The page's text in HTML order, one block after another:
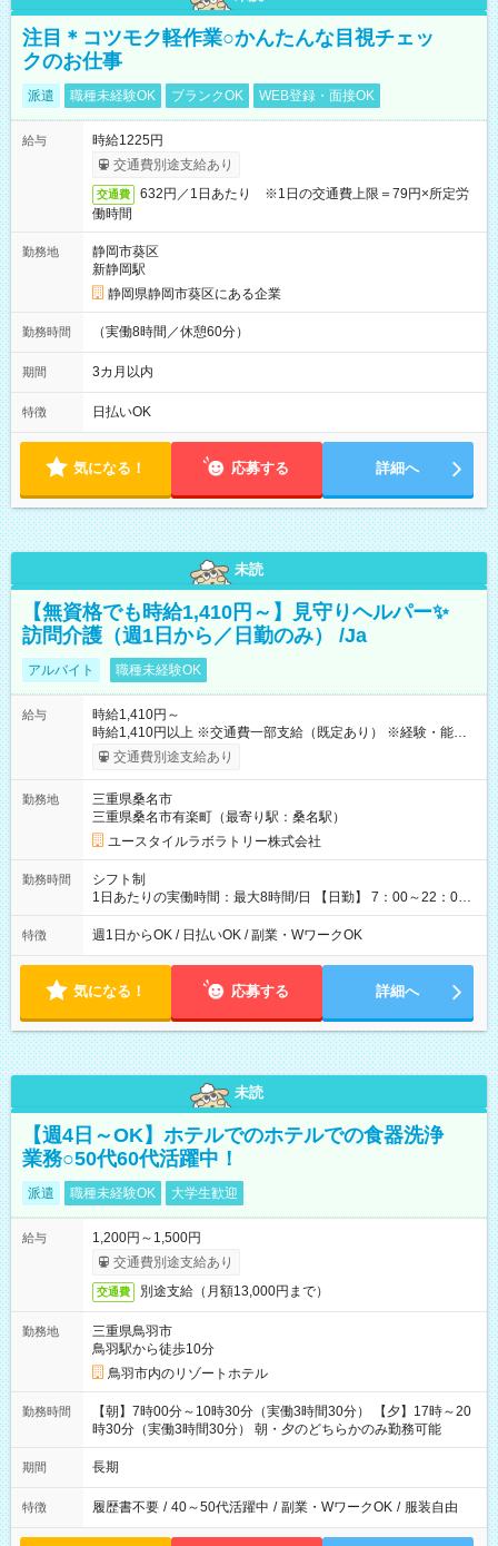
注目＊コツモク軽作業○かんたんな目視チェッ
クのお仕事
派遣 職種未経験OK ブランクOK WEB登録・面接OK
給与
時給1225円
交通費別途支給あり
交通費
632円／1日あたり ※1日の交通費上限＝79円×所定労
働時間
勤務地
静岡市葵区
新静岡駅
静岡県静岡市葵区にある企業
勤務時間 （実働8時間／休憩60分）
期間 3カ月以内
特徴 日払いOK
気になる！ 応募する 詳細へ
未読
【無資格でも時給1,410円～】見守りヘルパー✨
訪問介護（週1日から／日勤のみ） /Ja
アルバイト 職種未経験OK
給与
時給1,410円～
時給1,410円以上 ※交通費一部支給（既定あり） ※経験・能力を
考慮して決定します 【収入例】 週1回勤務の場合：1,410円×8時
間×4回=4万5,120円 週3回勤務の場合：1,410円×8時間×12回
5,600円 【試用期間】試用期間あり 試用期間の長さ：2ヶ月
※ 雇用形態と給与に、本採用時と異なる部分があります。 雇用
形態：本採用時と同じです。 給与：時給 1,090円以上
交通費別途支給あり
勤務地
三重県桑名市
三重県桑名市有楽町（最寄り駅：桑名駅）
ユースタイルラボラトリー株式会社
勤務時間
シフト制
1日あたりの実働時間：最大8時間/日 【日勤】 7：00～22：00
の間で8時間勤務（休憩時間は法定通り） ※週1日～OK ／ 夜勤
なし ＊＊ 勤務時間例 ＊＊ ■8時から17時 ■9時から18時 ■10
定（毎週同じ曜日勤務）
特徴 週1日からOK / 日払いOK / 副業・WワークOK
気になる！ 応募する 詳細へ
未読
【週4日～OK】ホテルでのホテルでの食器洗浄
業務○50代60代活躍中！
派遣 職種未経験OK 大学生歓迎
給与
1,200円～1,500円
交通費別途支給あり
交通費 別途支給（月額13,000円まで）
勤務地
三重県鳥羽市
鳥羽駅から徒歩10分
鳥羽市内のリゾートホテル
勤務時間
【朝】7時00分～10時30分（実働3時間30分） 【夕】17時～20
時30分（実働3時間30分） 朝・夕のどちらかのみ勤務可能
期間 長期
特徴 履歴書不要 / 40～50代活躍中 / 副業・WワークOK / 服装自由